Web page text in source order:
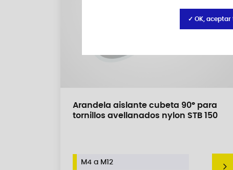
Arandela aislante cubeta 90° para
tornillos avellanados nylon STB 150
M4 a M12
✓ OK, aceptar